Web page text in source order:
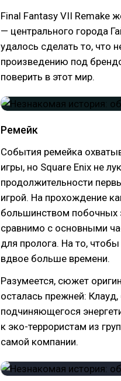
Final Fantasy VII Remake
— центрального города
удалось сделать то, что
произведению под
поверить в этот мир.
Ремейк
События ремейка
игры, но Square Enix не
продолжительности
игрой. На прохождение
большинством побочных
сравнимо с основными
для пролога. На то,
вдвое больше времени.
Разумеется, сюжет
осталась прежней:
подчиняющегося
к эко-террористам из
самой компании.